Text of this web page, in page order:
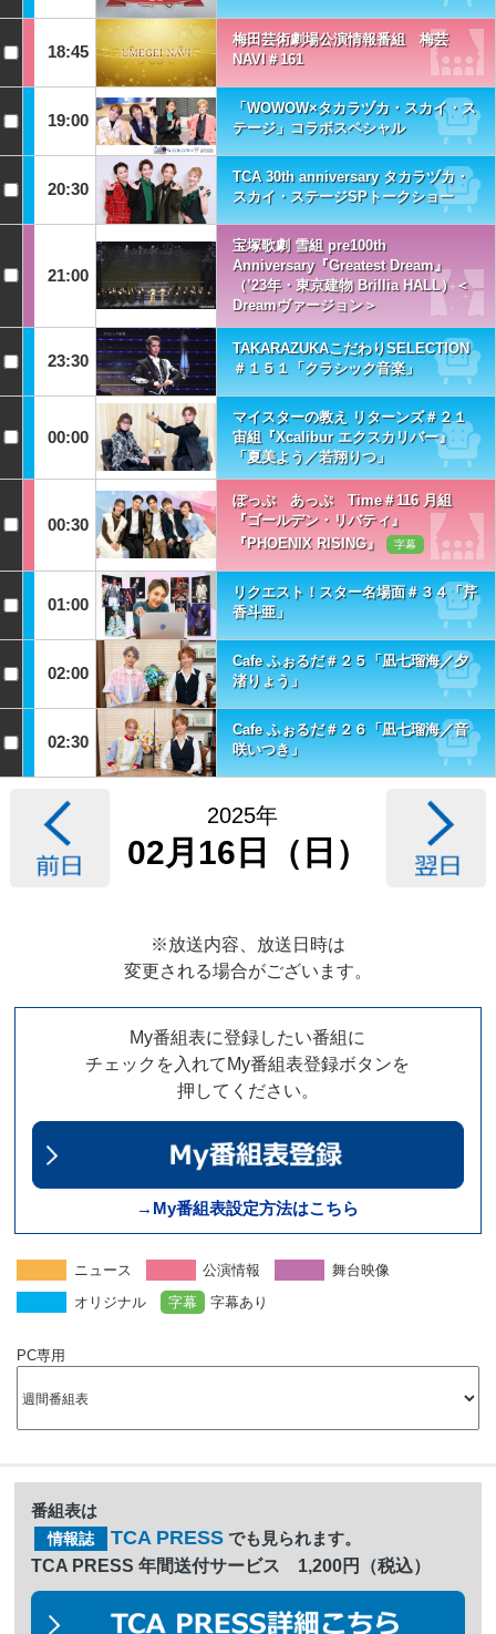
18:45
梅田芸術劇場公演情報番組 梅芸
NAVI＃161
19:00
「WOWOW×タカラヅカ・スカイ・ス
テージ」コラボスペシャル
20:30
TCA 30th anniversary タカラヅカ・
スカイ・ステージSPトークショー
21:00
宝塚歌劇 雪組 pre100th
Anniversary『Greatest Dream』
（’23年・東京建物 Brillia HALL）＜
Dreamヴァージョン＞
23:30
TAKARAZUKAこだわりSELECTION
＃１５１「クラシック音楽」
00:00
マイスターの教え リターンズ＃２１
宙組『Xcalibur エクスカリバー』
「夏美よう／若翔りつ」
00:30
ぽっぷ あっぷ Time＃116 月組
『ゴールデン・リバティ』
『PHOENIX RISING』
字幕
01:00
リクエスト！スター名場面＃３４「芹
香斗亜」
02:00
Cafe ふぉるだ＃２５「凪七瑠海／夕
渚りょう」
02:30
Cafe ふぉるだ＃２６「凪七瑠海／音
咲いつき」
2025年
02月16日（日）
※放送内容、放送日時は
変更される場合がございます。
My番組表に登録したい番組に
チェックを入れてMy番組表登録ボタンを
押してください。
→My番組表設定方法はこちら
ニュース 公演情報
舞台映像
オリジナル
字幕 字幕あり
PC専用
番組表は
情報誌 TCA PRESS でも見られます。
TCA PRESS 年間送付サービス 1,200円（税込）